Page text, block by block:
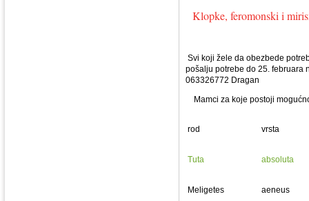
Klopke, feromonski i
Svi koji žele da obezbede
pošalju potrebe do 25. februara
063326772 Dragan
Mamci za koje postoji
rod vrsta
Tuta absoluta
Meligetes aeneus